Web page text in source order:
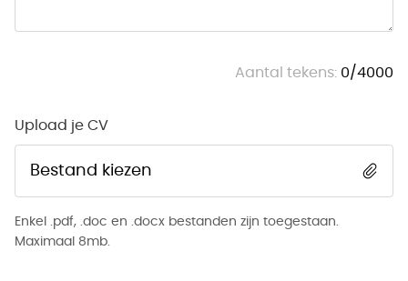
Aantal tekens: 0/4000
Upload je CV
Bestand kiezen
Enkel .pdf, .doc en .docx bestanden zijn toegestaan.
Maximaal 8mb.